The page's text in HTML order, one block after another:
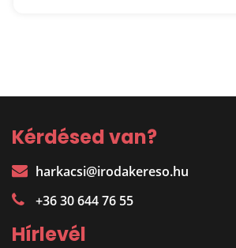
Kérdésed van?
harkacsi@irodakereso.hu
+36 30 644 76 55
Hírlevél